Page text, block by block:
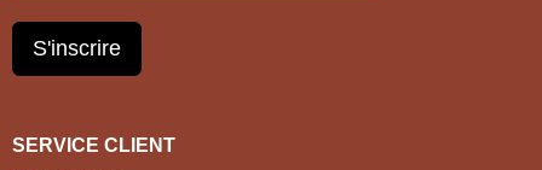
S'inscrire
SERVICE CLIENT